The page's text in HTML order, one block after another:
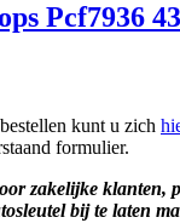
Pcf7936
kunt u zich
formulier.
zakelijke klanten,
bij te laten